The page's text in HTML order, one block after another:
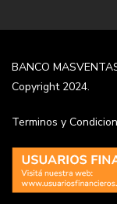
BANCO
Copyright 2024.
Terminos y